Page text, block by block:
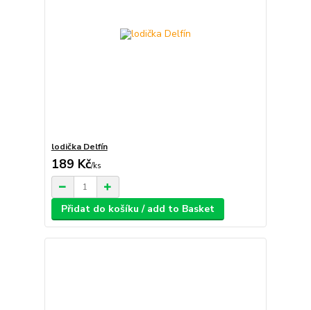
lodička Delfín
189 Kč/ks
Přidat do košíku / add to Basket